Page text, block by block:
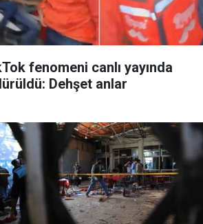
fenomeni canlı yayında
Dehşet anlar